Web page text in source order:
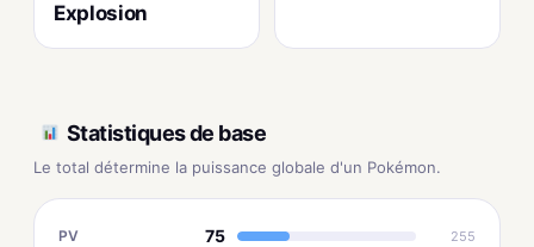
Explosion
Statistiques de base
Le total détermine la puissance globale d'un Pokémon.
PV 75 255